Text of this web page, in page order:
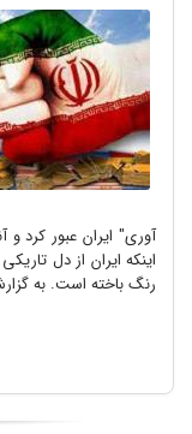
آوری" ایران عبور کرد و
اینکه ایران از دل
رنگ باخته است. به